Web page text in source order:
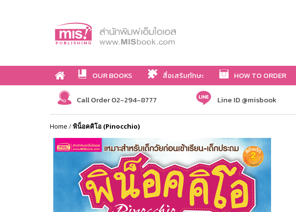
OUR BOOKS สื่อเสริมทักษะ HOW TO ORDER
Call Order 02-294-8777 Line ID @misbook
Home /พิน็อคคิโอ (Pinocchio)